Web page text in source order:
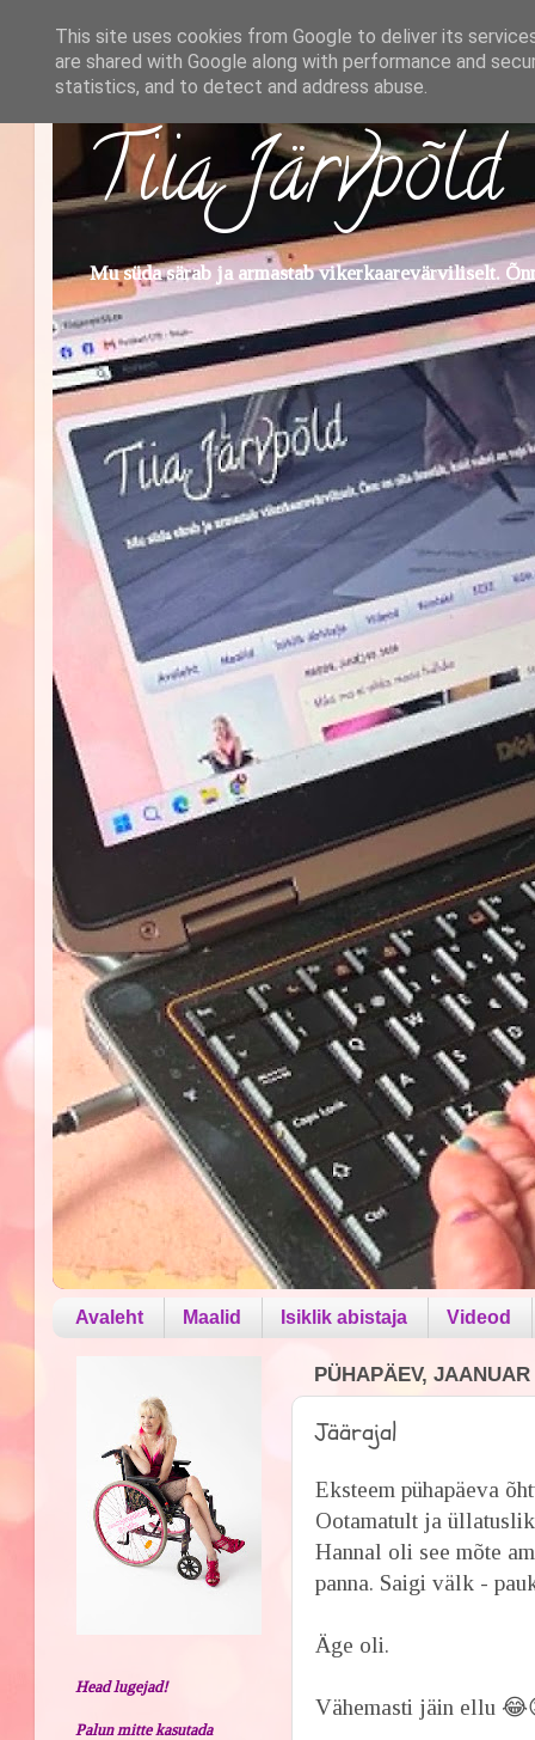
Tiia Järvpõld
Mu süda särab ja armastab vikerkaarevärviliselt.
Avaleht Maalid Isiklik abistaja Videod
PÜHAPÄEV,
Jäärajal
Eksteem pühapäeva
Ootamatult ja
Hannal oli see mõte
panna. Saigi välk -
Äge oli.
Vähemasti jäin ellu
Head lugejad!
Palun mitte kasutada
This site uses cookies from Google to deliver its
are shared with Google along with performance and
statistics, and to detect and address abuse.